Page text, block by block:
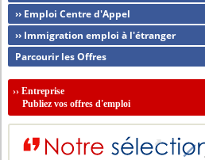
›› Emploi Centre d'Appel
›› Immigration emploi à l'étranger
Parcourir les Offres
››Entreprise
Publiez vos offres d'emploi